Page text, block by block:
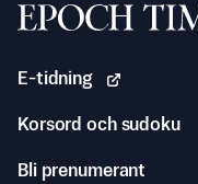
Svenska Epoch
E-tidning
Korsord och sudoku
Bli prenumerant